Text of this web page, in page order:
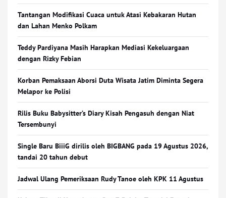
Tantangan Modifikasi Cuaca untuk Atasi Kebakaran Hutan
dan Lahan Menko Polkam
Teddy Pardiyana Masih Harapkan Mediasi Kekeluargaan
dengan Rizky Febian
Korban Pemaksaan Aborsi Duta Wisata Jatim Diminta Segera
Melapor ke Polisi
Rilis Buku Babysitter’s Diary Kisah Pengasuh dengan Niat
Tersembunyi
Single Baru BiiiG dirilis oleh BIGBANG pada 19 Agustus 2026,
tandai 20 tahun debut
Jadwal Ulang Pemeriksaan Rudy Tanoe oleh KPK 11 Agustus